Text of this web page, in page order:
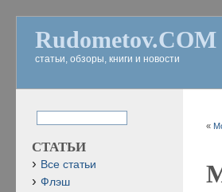
Rudometov.COM
статьи, обзоры, книги и новости
«
СТАТЬИ
Все статьи
Флэш